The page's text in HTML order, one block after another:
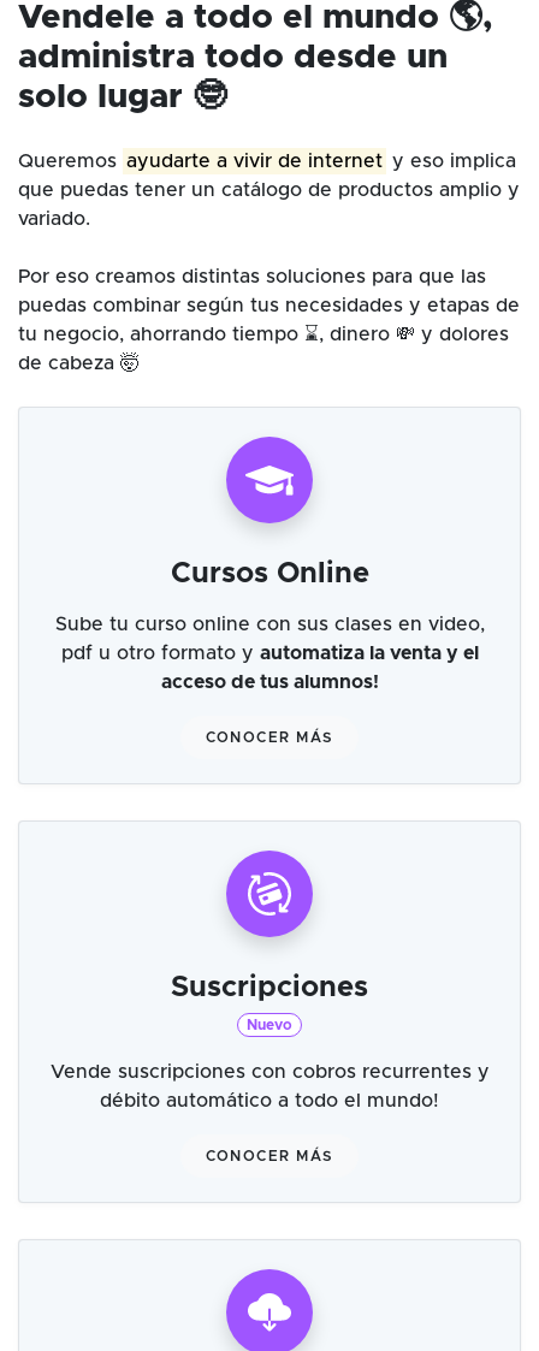
Vendele a todo el mundo 🌎,
administra todo desde un
solo lugar 🤓
Queremos ayudarte a vivir de internet y eso implica
que puedas tener un catálogo de productos amplio y
variado.
Por eso creamos distintas soluciones para que las
puedas combinar según tus necesidades y etapas de
tu negocio, ahorrando tiempo ⌛, dinero 💸 y dolores
de cabeza 🤯
Cursos Online
Sube tu curso online con sus clases en video,
pdf u otro formato y automatiza la venta y el
acceso de tus alumnos!
CONOCER MÁS
Suscripciones
Nuevo
Vende suscripciones con cobros recurrentes y
débito automático a todo el mundo!
CONOCER MÁS